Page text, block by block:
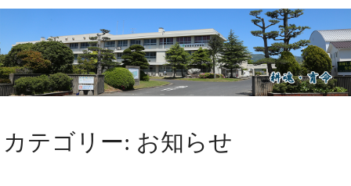
カテゴリー: お知らせ